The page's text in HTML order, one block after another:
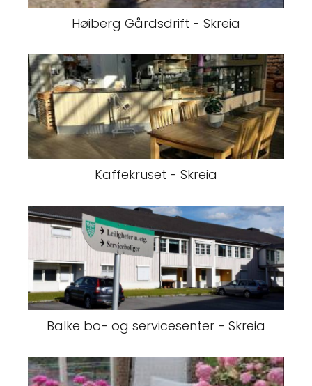
Høiberg Gårdsdrift - Skreia
Kaffekruset - Skreia
Balke bo- og servicesenter - Skreia